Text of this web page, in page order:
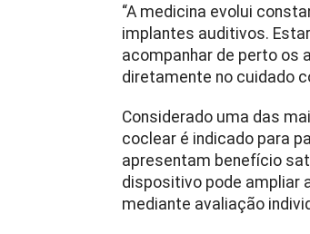
“A medicina evolui
implantes auditivos.
acompanhar de perto os
diretamente no cuidado
Considerado uma das
coclear é indicado para
apresentam benefício
dispositivo pode ampliar
mediante avaliação